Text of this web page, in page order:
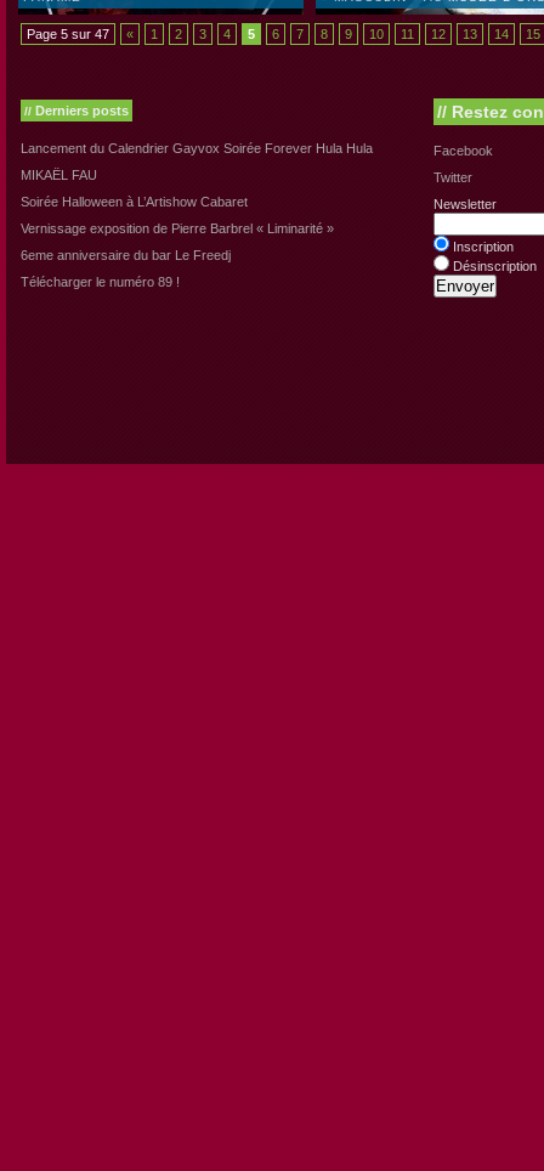
Page 5 sur 47 « 1 2 3 4 5 6 7 8 9 10 11 12 13 14 15
// Derniers posts
Lancement du Calendrier Gayvox Soirée Forever Hula Hula
MIKAËL FAU
Soirée Halloween à L’Artishow Cabaret
Vernissage exposition de Pierre Barbrel « Liminarité »
6eme anniversaire du bar Le Freedj
Télécharger le numéro 89 !
// Restez
Facebook
Twitter
Newsletter
Inscription
Désinscription